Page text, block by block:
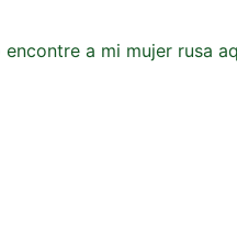
a mi mujer rusa